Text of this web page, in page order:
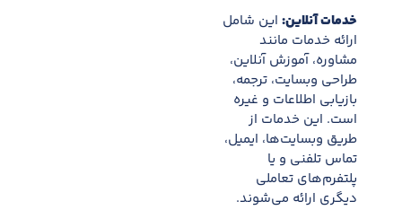
خدمات آنلاین: این شامل
ارائه خدمات مانند
مشاوره، آموزش آنلاین،
طراحی وبسایت، ترجمه،
بازیابی اطلاعات و غیره
است. این خدمات از
طریق وبسایت‌ها، ایمیل،
تماس تلفنی و یا
پلتفرم‌های تعاملی
دیگری ارائه می‌شوند.